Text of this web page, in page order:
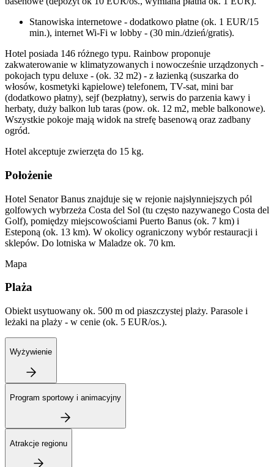
Stanowiska internetowe - dodatkowo płatne (ok. 1 EUR/15
min.), internet Wi-Fi w lobby - (30 min./dzień/gratis).
Hotel posiada 146 różnego typu. Rainbow proponuje
zakwaterowanie w klimatyzowanych i nowocześnie urządzonych -
pokojach typu deluxe - (ok. 32 m2) - z łazienką (suszarka do
włosów, kosmetyki kąpielowe) telefonem, TV-sat, mini bar
(dodatkowo płatny), sejf (bezpłatny), serwis do parzenia kawy i
herbaty, duży balkon lub taras (pow. ok. 12 m2, meble balkonowe).
Wszystkie pokoje mają widok na strefę basenową oraz zadbany
ogród.
Hotel akceptuje zwierzęta do 15 kg.
Położenie
Hotel Senator Banus znajduje się w rejonie najsłynniejszych pól
golfowych wybrzeża Costa del Sol (tu często nazywanego Costa del
Golf), pomiędzy miejscowościami Puerto Banus (ok. 7 km) i
Esteponą (ok. 13 km). W okolicy ograniczony wybór restauracji i
sklepów. Do lotniska w Maladze ok. 70 km.
Mapa
Plaża
Obiekt usytuowany ok. 500 m od piaszczystej plaży. Parasole i
leżaki na plaży - w cenie (ok. 5 EUR/os.).
Wyżywienie
Program sportowy i animacyjny
Atrakcje regionu